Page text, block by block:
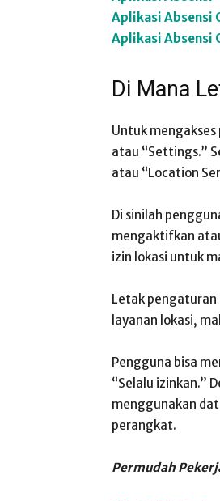
Aplikasi Absensi
Aplikasi Absensi
Di Mana
Untuk
atau “Settings.”
atau “Location
Di sinilah
mengaktifkan
izin lokasi untuk
Letak pengaturan
layanan lokasi,
Pengguna bisa
“Selalu izinkan.”
menggunakan
perangkat.
Permudah